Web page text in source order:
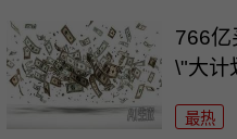
766亿
\"大计
最热